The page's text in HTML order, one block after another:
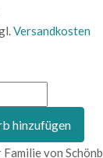
Versandkosten
Familie von